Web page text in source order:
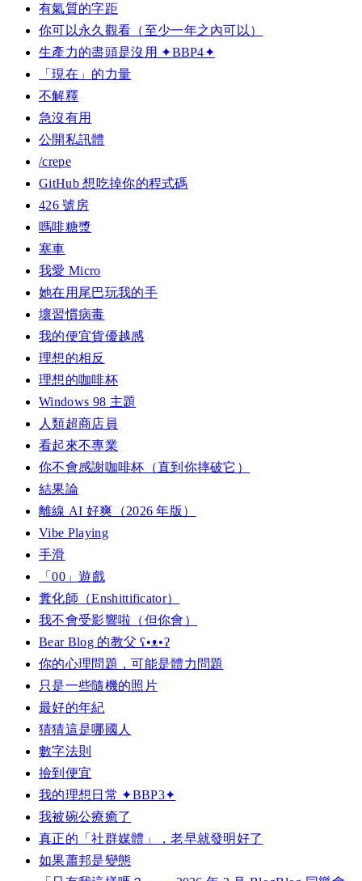
有氣質的字距
你可以永久觀看（至少一年之內可以）
生產力的盡頭是沒用 ✦BBP4✦
「現在」的力量
不解釋
急沒有用
公開私訊體
/crepe
GitHub 想吃掉你的程式碼
426 號房
嗎啡糖漿
塞車
我愛 Micro
她在用尾巴玩我的手
壞習慣病毒
我的便宜貨優越感
理想的相反
理想的咖啡杯
Windows 98 主題
人類超商店員
看起來不專業
你不會感謝咖啡杯（直到你摔破它）
結果論
離線 AI 好爽（2026 年版）
Vibe Playing
手滑
「00」遊戲
糞化師（Enshittificator）
我不會受影響啦（但你會）
Bear Blog 的教父 ʕ•ᴥ•ʔ
你的心理問題，可能是體力問題
只是一些隨機的照片
最好的年紀
猜猜這是哪國人
數字法則
撿到便宜
我的理想日常 ✦BBP3✦
我被碗公療癒了
真正的「社群媒體」，老早就發明好了
如果蕭邦是變態